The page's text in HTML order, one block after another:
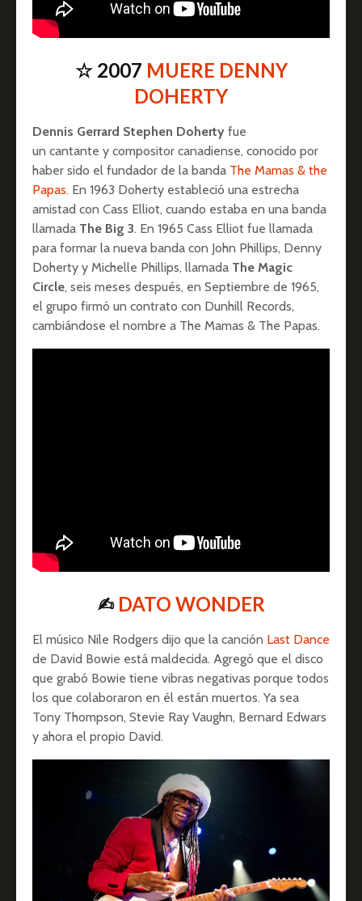
☆ 2007 MUERE DENNY
DOHERTY
Dennis Gerrard Stephen Doherty fue
un cantante y compositor canadiense, conocido por
haber sido el fundador de la banda The Mamas & the
Papas. En 1963 Doherty estableció una estrecha
amistad con Cass Elliot, cuando estaba en una banda
llamada The Big 3. En 1965 Cass Elliot fue llamada
para formar la nueva banda con John Phillips, Denny
Doherty y Michelle Phillips, llamada The Magic
Circle, seis meses después, en Septiembre de 1965,
el grupo firmó un contrato con Dunhill Records,
cambiándose el nombre a The Mamas & The Papas.
✍︎ DATO WONDER
El músico Nile Rodgers dijo que la canción Last Dance
de David Bowie está maldecida. Agregó que el disco
que grabó Bowie tiene vibras negativas porque todos
los que colaboraron en él están muertos. Ya sea
Tony Thompson, Stevie Ray Vaughn, Bernard Edwars
y ahora el propio David.